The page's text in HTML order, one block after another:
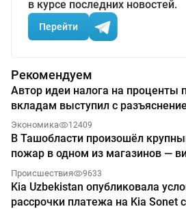
в курсе последних новостей.
Перейти
Рекомендуем
Автор идеи налога на проценты
вкладам выступил с
Экономика 12409
В Ташобласти произошёл
пожар в одном из магазинов —
Происшествия 9633
Kia Uzbekistan опубликовала
рассрочки платежа на Kia Sonet